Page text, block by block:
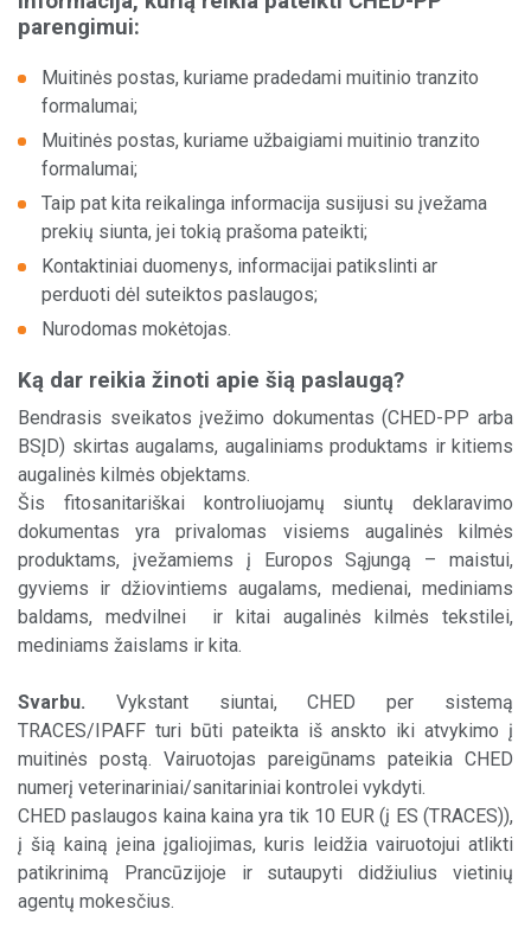
Administracija
ES projektai
Pagal paslaugą
Pagal šalį
parengimui:
Muitinės postas, kuriame pradedami muitinio tranzito
formalumai;
Muitinės postas, kuriame užbaigiami muitinio tranzito
formalumai;
Taip pat kita reikalinga informacija susijusi su įvežama
prekių siunta, jei tokią prašoma pateikti;
Kontaktiniai duomenys, informacijai patikslinti ar
perduoti dėl suteiktos paslaugos;
Nurodomas mokėtojas.
Ką dar reikia žinoti apie šią paslaugą?
Bendrasis sveikatos įvežimo dokumentas (CHED-PP arba
BSĮD) skirtas augalams, augaliniams produktams ir kitiems
augalinės kilmės objektams.
Šis fitosanitariškai kontroliuojamų siuntų deklaravimo
dokumentas yra privalomas visiems augalinės kilmės
produktams, įvežamiems į Europos Sąjungą – maistui,
gyviems ir džiovintiems augalams, medienai, mediniams
baldams, medvilnei ir kitai augalinės kilmės tekstilei,
mediniams žaislams ir kita.
Svarbu. Vykstant siuntai, CHED per sistemą
TRACES/IPAFF turi būti pateikta iš anskto iki atvykimo į
muitinės postą. Vairuotojas pareigūnams pateikia CHED
numerį veterinariniai/sanitariniai kontrolei vykdyti.
CHED paslaugos kaina kaina yra tik 10 EUR (į ES (TRACES)),
į šią kainą įeina įgaliojimas, kuris leidžia vairuotojui atlikti
patikrinimą Prancūzijoje ir sutaupyti didžiulius vietinių
agentų mokesčius.